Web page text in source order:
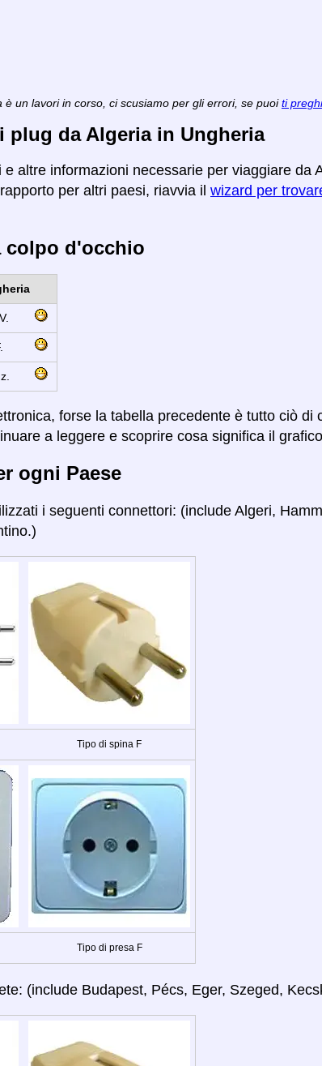
è un lavori in corso, ci scusiamo per gli errori, se puoi ti
plug da Algeria in Ungheria
altre informazioni necessarie per viaggiare da
per altri paesi, riavvia il wizard per
colpo d'occhio
forse la tabella precedente è tutto ciò di
a leggere e scoprire cosa significa il
ogni Paese
i seguenti connettori: (include Algeri,
Tipo di spina F
Tipo di presa F
(include Budapest, Pécs, Eger, Szeged,